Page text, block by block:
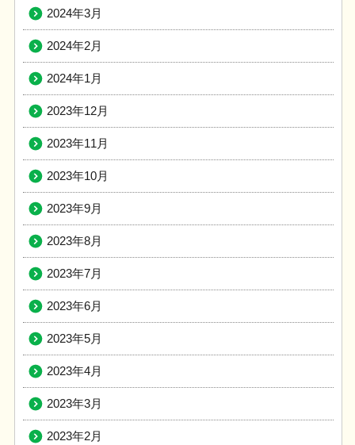
2024年3月
2024年2月
2024年1月
2023年12月
2023年11月
2023年10月
2023年9月
2023年8月
2023年7月
2023年6月
2023年5月
2023年4月
2023年3月
2023年2月